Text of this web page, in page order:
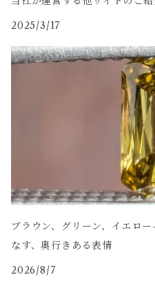
2025/3/17
ブラウン、グリーン、イエロ
なす、奥行きある表情
2026/8/7